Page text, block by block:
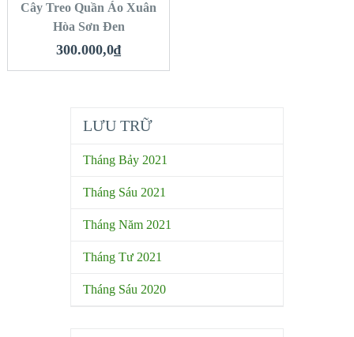
QUICK LOOK
Cây Treo Quần Áo Xuân
Hòa Sơn Đen
300.000,0₫
LƯU TRỮ
Tháng Bảy 2021
Tháng Sáu 2021
Tháng Năm 2021
Tháng Tư 2021
Tháng Sáu 2020